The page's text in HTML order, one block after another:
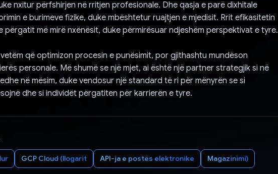
nxitur përfshirjen në rritjen profesionale. Dhe qasja e parë dixhitale
e burimeve fizike, duke mbështetur ruajtjen e mjedisit. Rrit efikasitetin
përgatit më mirë nxënësit, duke përmirësuar ndjeshëm perspektivat e tyre.
që optimizon procesin e punësimit, por gjithashtu mundëson
personale. Më shumë se një mjet, ai është një partner strategjik si në
në mësim, duke vendosur një standard të ri për mënyrën se si
dhe si individët përgatiten për karrierën e tyre.
GCP Cloud (llogarit API-ja e postës elektronike Magazinimi)